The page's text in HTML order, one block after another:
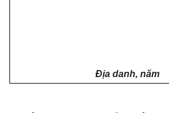
Địa danh, năm